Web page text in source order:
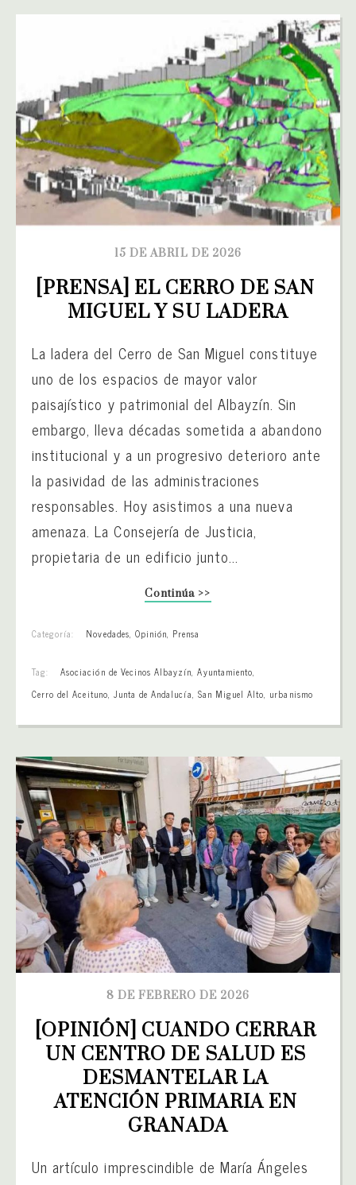
15 DE ABRIL DE 2026
[PRENSA] EL CERRO DE SAN
MIGUEL Y SU LADERA
La ladera del Cerro de San Miguel constituye
uno de los espacios de mayor valor
paisajístico y patrimonial del Albayzín. Sin
embargo, lleva décadas sometida a abandono
institucional y a un progresivo deterioro ante
la pasividad de las administraciones
responsables. Hoy asistimos a una nueva
amenaza. La Consejería de Justicia,
propietaria de un edificio junto...
Continúa >>
Categoría: Novedades, Opinión, Prensa
Tag: Asociación de Vecinos Albayzín,Ayuntamiento,
Cerro del Aceituno, Junta de Andalucía, San Miguel Alto, urbanismo
8 DE FEBRERO DE 2026
[OPINIÓN] CUANDO CERRAR
UN CENTRO DE SALUD ES
DESMANTELAR LA
ATENCIÓN PRIMARIA EN
GRANADA
Un artículo imprescindible de María Ángeles